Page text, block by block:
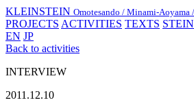
KLEINSTEIN Omotesando / Minami-Aoyama
PROJECTS ACTIVITIES TEXTS
EN JP
Back to activities
INTERVIEW
2011.12.10